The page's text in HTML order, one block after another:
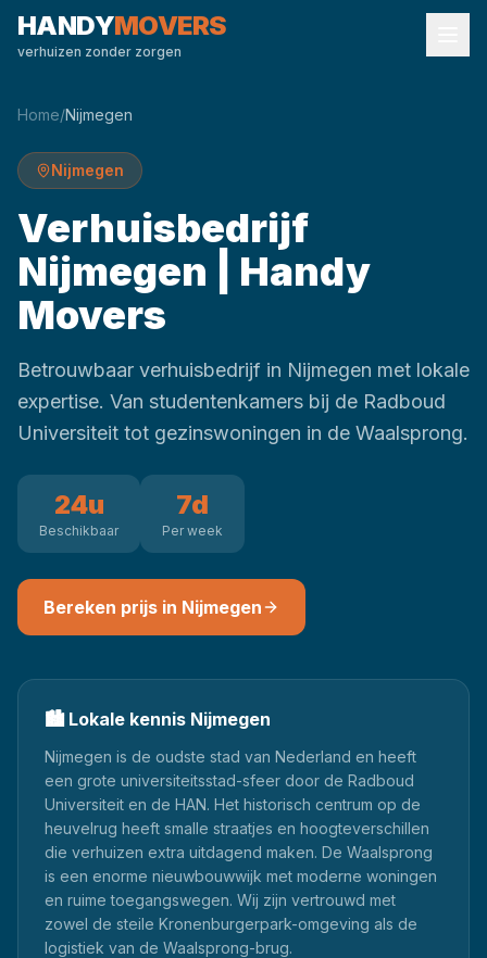
HANDYMOVERS
verhuizen zonder zorgen
Home/Nijmegen
Nijmegen
Verhuisbedrijf
Nijmegen | Handy
Movers
Betrouwbaar verhuisbedrijf in Nijmegen met lokale
expertise. Van studentenkamers bij de Radboud
Universiteit tot gezinswoningen in de Waalsprong.
24u
Beschikbaar
7d
Per week
Bereken prijs in Nijmegen
🏙️ Lokale kennis Nijmegen
Nijmegen is de oudste stad van Nederland en heeft
een grote universiteitsstad-sfeer door de Radboud
Universiteit en de HAN. Het historisch centrum op de
heuvelrug heeft smalle straatjes en hoogteverschillen
die verhuizen extra uitdagend maken. De Waalsprong
is een enorme nieuwbouwwijk met moderne woningen
en ruime toegangswegen. Wij zijn vertrouwd met
zowel de steile Kronenburgerpark-omgeving als de
logistiek van de Waalsprong-brug.